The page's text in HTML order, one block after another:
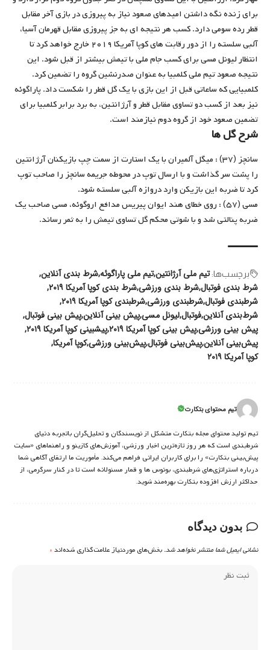
برای زنده نگه داشتن امیدهای صعود نیاز به پیروزی در بازی آخر مقابل
قطر رده سومی دارد. کسب هر نتیجه ای به جز پیروزی مقابل قهرمان آسیا،
آلبی سلسته را از دور رقابت های کوپا آمریکا ۲۰۱۹ خارج خواهد کرد تا
انتظار لیونل مسی برای کسب جام ملی با تیمش بیشتر از قبل شود. این
نتیجه صعود تیم ملی کلمبیا به عنوان صدرنشین گروه را تضمین کرد.
کلمبیایی که ساعاتی قبل از این بازی با یک گل قطر را شکست داد. پاراگوئه
نیز بعد از کسب دو تساوی مقابل قطر و آرژانتین، به برد برابر کلمبیا برای
تضمین صعود خود از گروه دوم نیازمند است.
شرح گل ها
سانچز (۳۷) : میگل آلمیران با یک استارت از سمت چپ بازیکنان آرژانتین
را پشت سر گذاشت و با ارسال توپ در محوطه جریمه سانچز را صاحب توپ
کرد تا ضربه این بازیکن وارد دروازه آلبی سلسته شود.
مسی (۵۷) : روی خطای هند ایوان پیریس مدافع اروگوئه، مسی صاحب یک
ضربه پنالتی شد و با شوتی محکم گل تساوی تیمش را به ثمر رساند.
برچسب‌‌ها: تیم ملی آرژانتینتیم ملی پاراگوئهشرط بندی آنلاین
شرط بندی فوتبالشرط بندی ورزشیشرط بندی کوپا آمریکا ۲۰۱۹
شرطبندی فوتبالشرطبندی ورزشیشرطبندی کوپا آمریکا ۲۰۱۹
شرط‌بندی آنلاینفوتباللیونل مسیپیش بینی آنلاینپیش بینی فوتبال
پیش بینی ورزشیپیش بینی کوپا آمریکا ۲۰۱۹
پیشبینی کوپا آمریکا ۲۰۱۹
پیش‌بینی آنلاینپیش‌بینی فوتبالپیش‌بینی ورزشیکوپا آمریکا
کوپا آمریکا ۲۰۱۹
تیم محتوای بتکارت
تیم تولید محتوای مجله بتکارت متشکل از نویسندگان و تحلیل‌گران باتجربه دنیای
شرط‌بندی است که هر روز تازه‌ترین اخبار ورزشی، آموزش‌های کازینو و راهنماهای «سایت
پیش‌بینی بتکارت» را برای کاربران ایرانی فراهم می‌کند. مأموریت ما ارتقای آگاهی شما
درباره استراتژی‌های شرطبندی، بونوس ها و قمار مسئولانه است تا در کنار سرگرمی، از
حداکثر ارزش افزوده بتکارت بهره‌مند شوید.
بدون دیدگاه
نشانی ایمیل شما منتشر نخواهد شد. بخش‌های موردنیاز علامت‌گذاری شده‌اند*